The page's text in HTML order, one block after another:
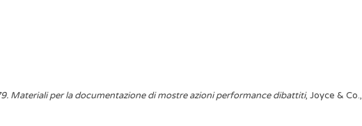
Materiali per la documentazione di mostre azioni performance dibattiti, Joyce & Co.,